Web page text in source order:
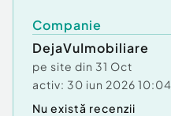
Companie
DejaVuImobiliare
pe site din 31 Oct
activ: 30 iun 2026 10:04
Nu există recenzii